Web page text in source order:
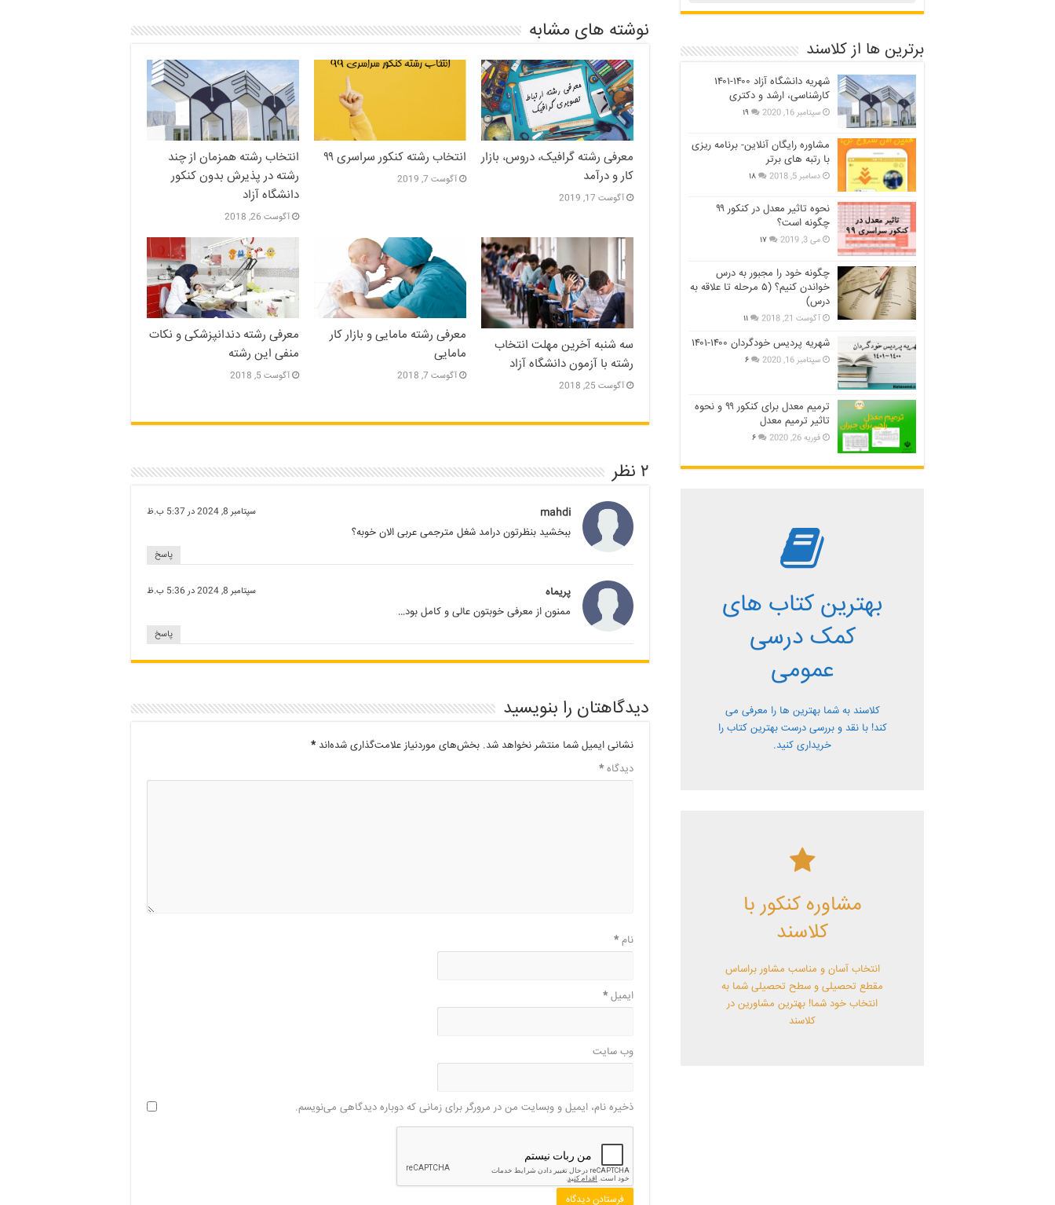
نوشته های مشابه
معرفی رشته گرافیک، دروس، بازار
کار و درآمد
آگوست 17, 2019
انتخاب رشته کنکور سراسری ۹۹
آگوست 7, 2019
انتخاب رشته همزمان از چند
رشته در پذیرش بدون کنکور
دانشگاه آزاد
آگوست 26, 2018
سه شنبه آخرین مهلت انتخاب
رشته با آزمون دانشگاه آزاد
آگوست 25, 2018
معرفی رشته مامایی و بازار کار
مامایی
آگوست 7, 2018
معرفی رشته دندانپزشکی و نکات
منفی این رشته
آگوست 5, 2018
۲ نظر
mahdi سپتامبر 8, 2024 در 5:37 ب.ظ
ببخشید بنظرتون درامد شغل مترجمی عربی الان خوبه؟
پاسخ
پریماه سپتامبر 8, 2024 در 5:36 ب.ظ
ممنون از معرفی خوبتون عالی و کامل بود…
پاسخ
دیدگاهتان را بنویسید
نشانی ایمیل شما منتشر نخواهد شد. بخش‌های موردنیاز علامت‌گذاری شده‌اند*
دیدگاه *
نام *
ایمیل *
وب‌ سایت
ذخیره نام، ایمیل و وبسایت من در مرورگر برای زمانی که دوباره دیدگاهی می‌نویسم.
برترین ها از کلاسند
شهریه دانشگاه آزاد ۱۴۰۰-۱۴۰۱
کارشناسی، ارشد و دکتری
سپتامبر 16, 2020 ۱۹
مشاوره رایگان آنلاین- برنامه ریزی
با رتبه های برتر
دسامبر 5, 2018 ۱۸
نحوه تاثیر معدل در کنکور ۹۹
چگونه است؟
می 3, 2019 ۱۷
چگونه خود را مجبور به درس
خواندن کنیم؟ (۵ مرحله تا علاقه به
درس)
آگوست 21, 2018 ۱۱
شهریه پردیس خودگردان ۱۴۰۰-۱۴۰۱
سپتامبر 16, 2020 ۶
ترمیم معدل برای کنکور ۹۹ و نحوه
تاثیر ترمیم معدل
فوریه 26, 2020 ۶
بهترین کتاب های
کمک درسی
عمومی
کلاسند به شما بهترین ها را معرفی می
کند! با نقد و بررسی درست بهترین کتاب را
خریداری کنید.
بررسی بهترین
کتاب های کمک
درسی عمومی
معرفی کتاب های کمک درسی عمومی و
بررسی آن ها کاملا رایگان از کلاسند
مشاوره کنکور با
کلاسند
انتخاب آسان و مناسب مشاور براساس
مقطع تحصیلی و سطح تحصیلی شما به
انتخاب خود شما! بهترین مشاورین در
کلاسند